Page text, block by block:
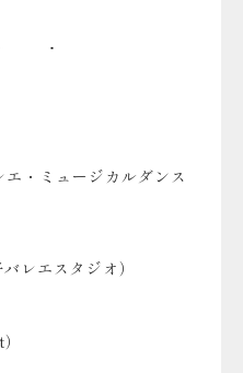
・ミュージカルダンス
レエスタジオ）